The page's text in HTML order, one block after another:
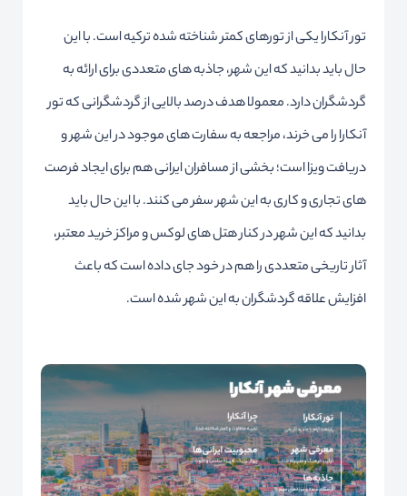
تور آنکارا یکی از تورهای کمتر شناخته شده ترکیه است. با این
حال باید بدانید که این شهر، جاذبه های متعددی برای ارائه به
گردشگران دارد. معمولا هدف درصد بالایی از گردشگرانی که تور
آنکارا را می خرند، مراجعه به سفارت های موجود در این شهر و
دریافت ویزا است؛ بخشی از مسافران ایرانی هم برای ایجاد فرصت
های تجاری و کاری به این شهر سفر می کنند. با این حال باید
بدانید که این شهر در کنار هتل های لوکس و مراکز خرید معتبر،
آثار تاریخی متعددی را هم در خود جای داده است که باعث
افزایش علاقه گردشگران به این شهر شده است.